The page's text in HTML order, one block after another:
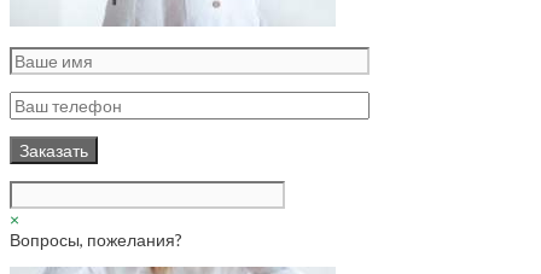
×
Вопросы, пожелания?